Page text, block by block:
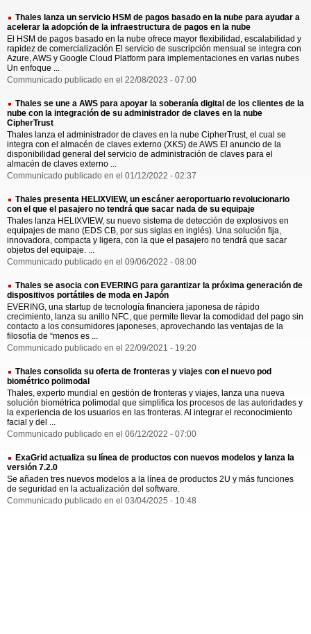
Thales lanza un servicio HSM de pagos basado en la nube para ayudar a
acelerar la adopción de la infraestructura de pagos en la nube
El HSM de pagos basado en la nube ofrece mayor flexibilidad, escalabilidad y
rapidez de comercialización El servicio de suscripción mensual se integra con
Azure, AWS y Google Cloud Platform para implementaciones en varias nubes
Un enfoque ...
Communicado publicado en el 22/08/2023 - 07:00
Thales se une a AWS para apoyar la soberanía digital de los clientes de la
nube con la integración de su administrador de claves en la nube
CipherTrust
Thales lanza el administrador de claves en la nube CipherTrust, el cual se
integra con el almacén de claves externo (XKS) de AWS El anuncio de la
disponibilidad general del servicio de administración de claves para el
almacén de claves externo ...
Communicado publicado en el 01/12/2022 - 02:37
Thales presenta HELIXVIEW, un escáner aeroportuario revolucionario
con el que el pasajero no tendrá que sacar nada de su equipaje
Thales lanza HELIXVIEW, su nuevo sistema de detección de explosivos en
equipajes de mano (EDS CB, por sus siglas en inglés). Una solución fija,
innovadora, compacta y ligera, con la que el pasajero no tendrá que sacar
objetos del equipaje. ...
Communicado publicado en el 09/06/2022 - 08:00
Thales se asocia con EVERING para garantizar la próxima generación de
dispositivos portátiles de moda en Japón
EVERING, una startup de tecnología financiera japonesa de rápido
crecimiento, lanza su anillo NFC, que permite llevar la comodidad del pago sin
contacto a los consumidores japoneses, aprovechando las ventajas de la
filosofía de “menos es ...
Communicado publicado en el 22/09/2021 - 19:20
Thales consolida su oferta de fronteras y viajes con el nuevo pod
biométrico polimodal
Thales, experto mundial en gestión de fronteras y viajes, lanza una nueva
solución biométrica polimodal que simplifica los procesos de las autoridades y
la experiencia de los usuarios en las fronteras. Al integrar el reconocimiento
facial y del ...
Communicado publicado en el 06/12/2022 - 07:00
ExaGrid actualiza su línea de productos con nuevos modelos y lanza la
versión 7.2.0
Se añaden tres nuevos modelos a la línea de productos 2U y más funciones
de seguridad en la actualización del software.
Communicado publicado en el 03/04/2025 - 10:48